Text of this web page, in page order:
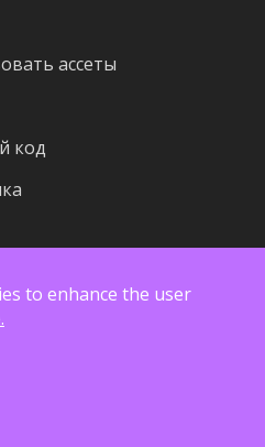
ассеты
код
to enhance the user